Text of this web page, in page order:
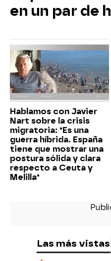
en un par de
Hablamos con Javier
Nart sobre la crisis
migratoria: "Es una
guerra híbrida. España
tiene que mostrar una
postura sólida y clara
respecto a Ceuta y
Melilla"
Las más vistas